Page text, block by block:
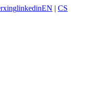
xinglinkedinEN | CS